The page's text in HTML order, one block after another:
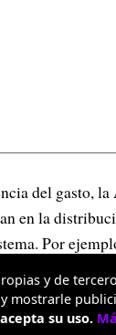
del gasto,
en la
Por
Al construir
nivel de la
y de
mostrarle
su uso.